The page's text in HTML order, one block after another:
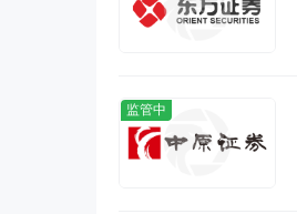
监管中